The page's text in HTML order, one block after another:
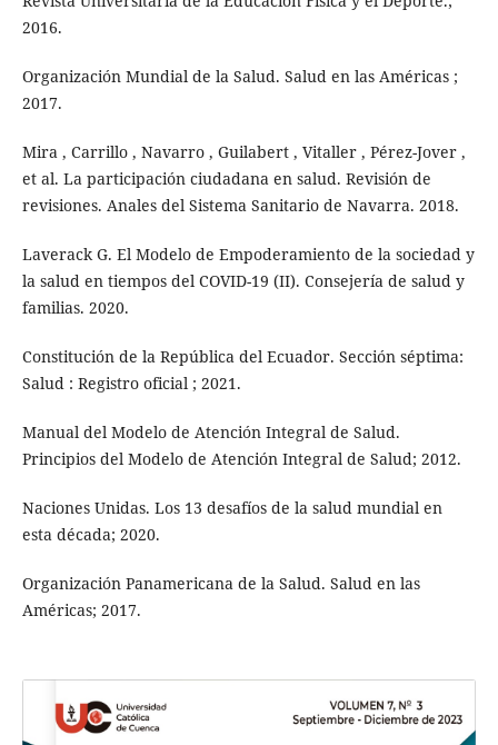
2016.
Organización Mundial de la Salud. Salud en las Américas ;
2017.
Mira , Carrillo , Navarro , Guilabert , Vitaller , Pérez-Jover ,
et al. La participación ciudadana en salud. Revisión de
revisiones. Anales del Sistema Sanitario de Navarra. 2018.
Laverack G. El Modelo de Empoderamiento de la sociedad y
la salud en tiempos del COVID-19 (II). Consejería de salud y
familias. 2020.
Constitución de la República del Ecuador. Sección séptima:
Salud : Registro oficial ; 2021.
Manual del Modelo de Atención Integral de Salud.
Principios del Modelo de Atención Integral de Salud; 2012.
Naciones Unidas. Los 13 desafíos de la salud mundial en
esta década; 2020.
Organización Panamericana de la Salud. Salud en las
Américas; 2017.